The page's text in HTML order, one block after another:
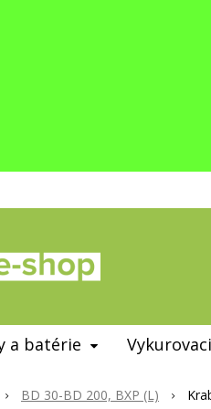
a batérie
BD 30-BD 200, BXP (L)